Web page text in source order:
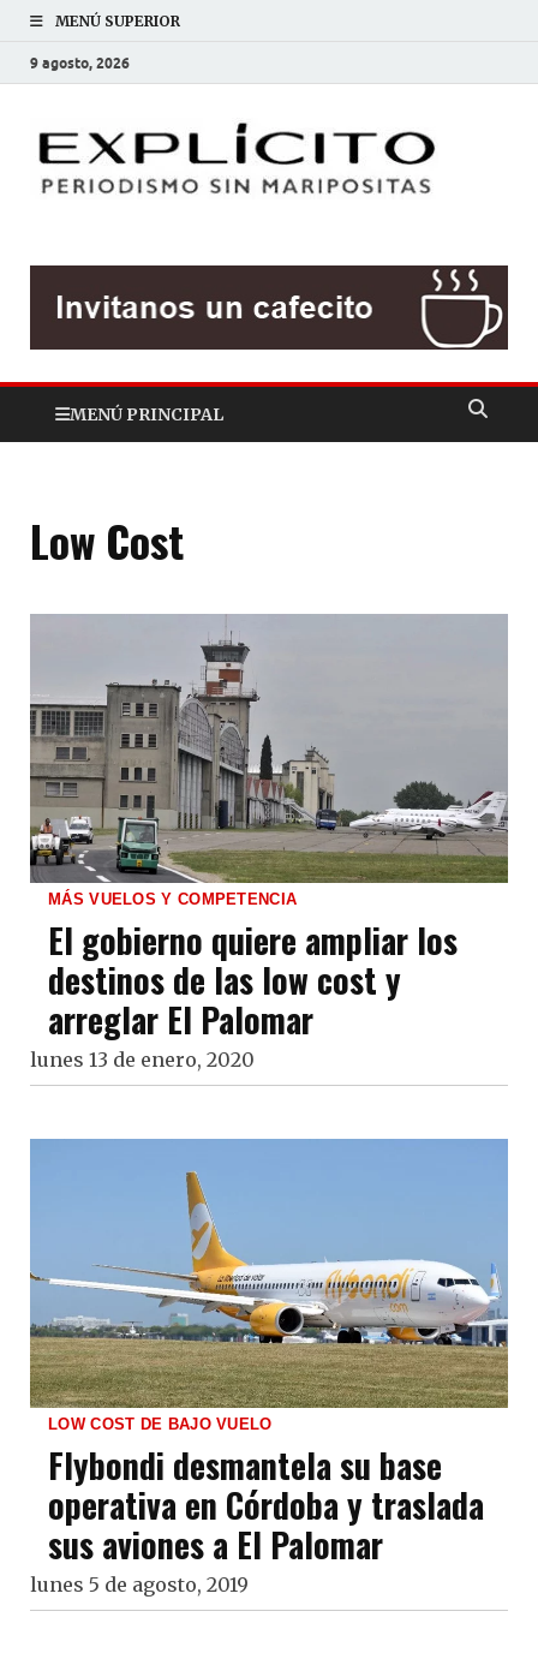
MENÚ SUPERIOR
9 agosto, 2026
MENÚ PRINCIPAL
Low Cost
MÁS VUELOS Y COMPETENCIA
El gobierno quiere ampliar los
destinos de las low cost y
arreglar El Palomar
lunes 13 de enero, 2020
LOW COST DE BAJO VUELO
Flybondi desmantela su base
operativa en Córdoba y traslada
sus aviones a El Palomar
lunes 5 de agosto, 2019